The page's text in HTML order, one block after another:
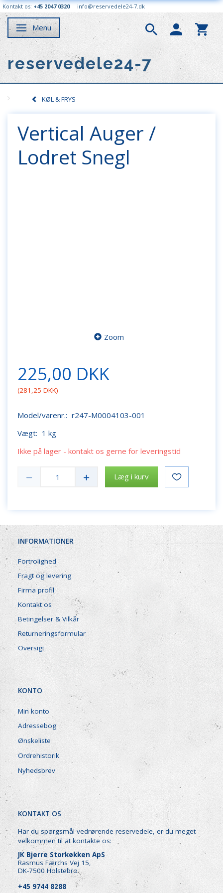
Kontakt os: +45 2047 0320 info@reservedele24-7.dk
Skifte navigation
Menu
reservedele24-7
KØL & FRYS
Vertical Auger /
Lodret Snegl
Zoom
225,00 DKK
(281,25 DKK)
Model/varenr.: r247-M0004103-001
Vægt: 1 kg
Ikke på lager - kontakt os gerne for leveringstid
Læg i kurv
INFORMATIONER
Fortrolighed
Fragt og levering
Firma profil
Kontakt os
Betingelser & Vilkår
Returneringsformular
Oversigt
KONTO
Min konto
Adressebog
Ønskeliste
Ordrehistorik
Nyhedsbrev
KONTAKT OS
Har du spørgsmål vedrørende reservedele, er du meget
velkommen til at kontakte os:
JK Bjerre Storkøkken ApS
Rasmus Færchs Vej 15,
DK-7500 Holstebro
+45 9744 8288